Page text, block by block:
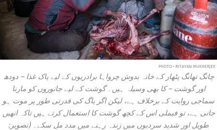
PHOTO • RITAYAN MUKHERJEE
چانگ تھانگ پٹھار کے خانہ بدوش چرواہا برادریوں کے لیے یاک غذا – دودھ
اور گوشت – کا بھی وسیلہ ہیں۔ گوشت کے لیے جانوروں کو مارنا
سماجی روایت کے برخلاف ہے، لیکن اگر یاگ کی قدرتی طور پر موت ہو
جاتی ہے، تو فیملی اس کے کچھ گوشت کا استعمال کرتے ہیں تاکہ انھیں
طویل اور شدید سردیوں میں زندہ رہنے میں مدد مل سکے۔ (تصویر: